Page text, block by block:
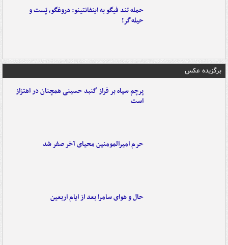
حمله تند فیگو به اینفانتینو: دروغگو، پَست‌ و
حیله‌گر!
برگزیده عکس
پرچم سیاه بر فراز گنبد حسینی همچنان در اهتزاز
است
حرم امیرالمومنین محیای آخر صفر شد
حال و هوای سامرا بعد از ایام اربعین